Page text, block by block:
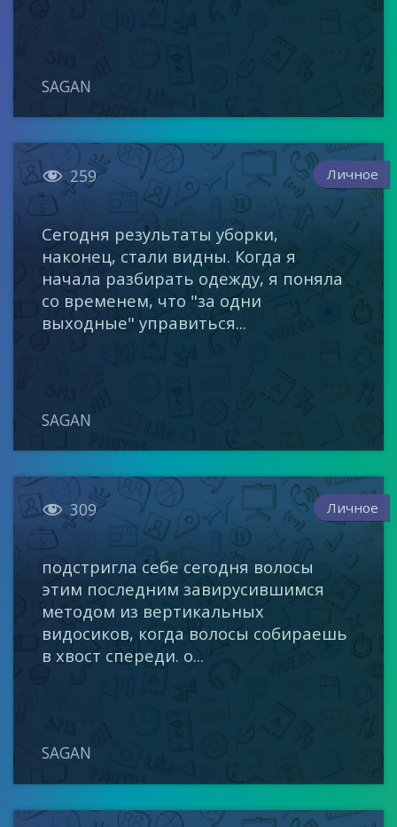
SAGAN
 259 Личное
Сегодня результаты уборки,
наконец, стали видны. Когда я
начала разбирать одежду, я поняла
со временем, что "за одни
выходные" управиться...
SAGAN
 309 Личное
подстригла себе сегодня волосы
этим последним завирусившимся
методом из вертикальных
видосиков, когда волосы собираешь
в хвост спереди. о...
SAGAN